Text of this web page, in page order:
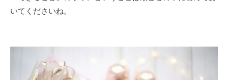
いてくださいね。